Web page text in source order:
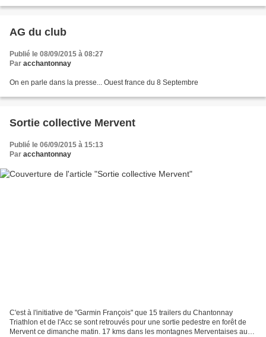
AG du club
Publié le 08/09/2015 à 08:27
Par acchantonnay
On en parle dans la presse... Ouest france du 8 Septembre
Sortie collective Mervent
Publié le 06/09/2015 à 15:13
Par acchantonnay
C'est à l'initiative de "Garmin François" que 15 trailers du Chantonnay
Triathlon et de l'Acc se sont retrouvés pour une sortie pedestre en forêt de
Mervent ce dimanche matin. 17 kms dans les montagnes Merventaises au